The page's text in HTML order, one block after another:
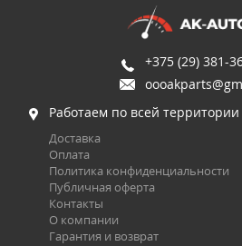
+375 (29) 381-
Работаем по всей
Доставка
Оплата
Политика конфиденциальности
Публичная оферта
Контакты
О компании
Гарантия и возврат